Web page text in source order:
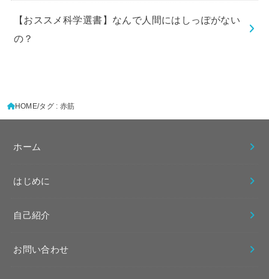
【おススメ科学選書】なんで人間にはしっぽがない
の？
HOME タグ : 赤筋
ホーム
はじめに
自己紹介
お問い合わせ